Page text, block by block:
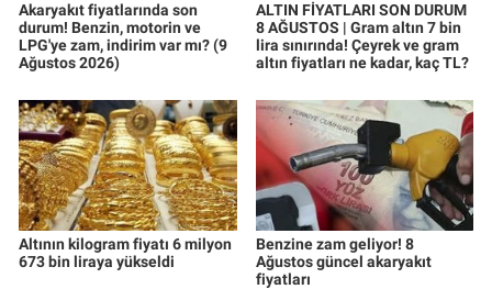
Akaryakıt fiyatlarında son
durum! Benzin, motorin ve
LPG'ye zam, indirim var mı? (9
Ağustos 2026)
ALTIN FİYATLARI SON DURUM
8 AĞUSTOS | Gram altın 7 bin
lira sınırında! Çeyrek ve gram
altın fiyatları ne kadar, kaç TL?
Altının kilogram fiyatı 6 milyon
673 bin liraya yükseldi
Benzine zam geliyor! 8
Ağustos güncel akaryakıt
fiyatları